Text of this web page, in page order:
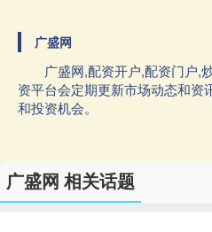
广盛网
广盛网,配资开户,配资门户,
资平台会定期更新市场动态和资
和投资机会。
广盛网 相关话题